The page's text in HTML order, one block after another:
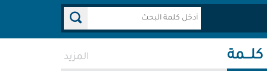
كلـــمة المزيد